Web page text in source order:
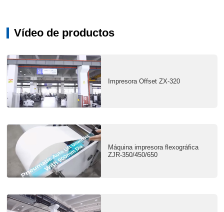
Vídeo de productos
Impresora Offset ZX-320
Máquina impresora flexográfica
ZJR-350/450/650